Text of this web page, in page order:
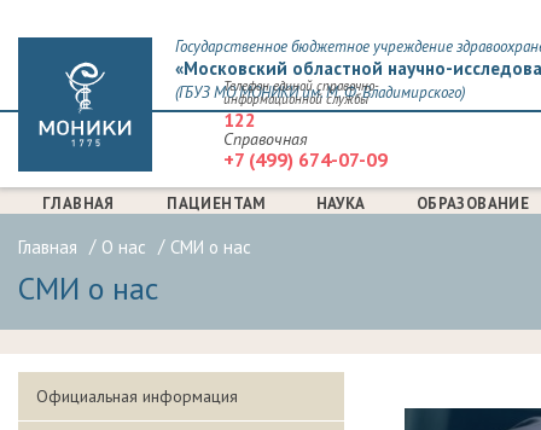
Государственное бюджетное учреждение
«Московский областной научно-
(ГБУЗ МО МОНИКИ им. М. Ф. Владимирского)
Телефон единой справочно-
информационной службы
122
Справочная
+7 (499) 674-07-09
ГЛАВНАЯ ПАЦИЕНТАМ НАУКА ОБРАЗОВАНИЕ
Главная О нас СМИ о нас
СМИ о нас
Официальная информация